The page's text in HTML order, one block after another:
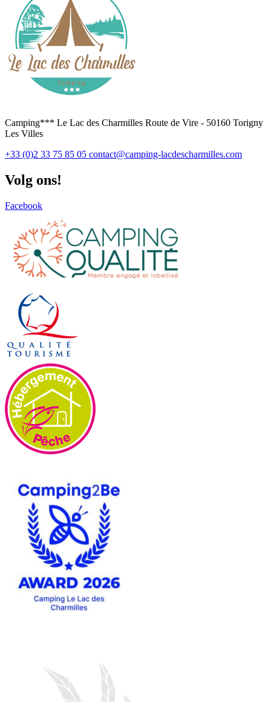
Camping*** Le Lac des Charmilles Route de Vire - 50160 Torigny
Les Villes
+33 (0)2 33 75 85 05 contact@camping-lacdescharmilles.com
Volg ons!
Facebook